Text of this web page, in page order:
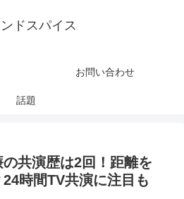
ンドスパイス
お問い合わせ
話題
共演歴は2回！距離を
時間TV共演に注目も